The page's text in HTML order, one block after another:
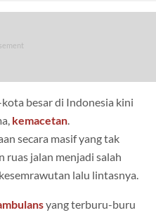
besar di Indonesia kini
kemacetan.
secara masif yang tak
ruas jalan menjadi salah
lalu lintasnya.
yang terburu-buru